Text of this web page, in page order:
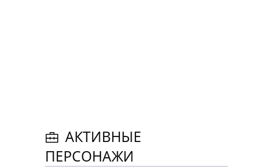
АКТИВНЫЕ
ПЕРСОНАЖИ